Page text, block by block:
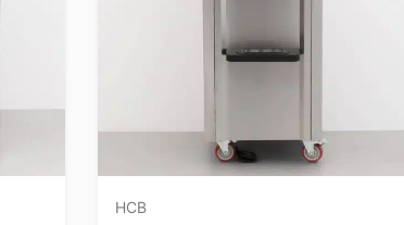
HCB